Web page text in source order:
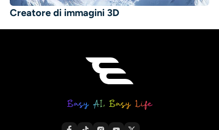
Creatore di immagini 3D